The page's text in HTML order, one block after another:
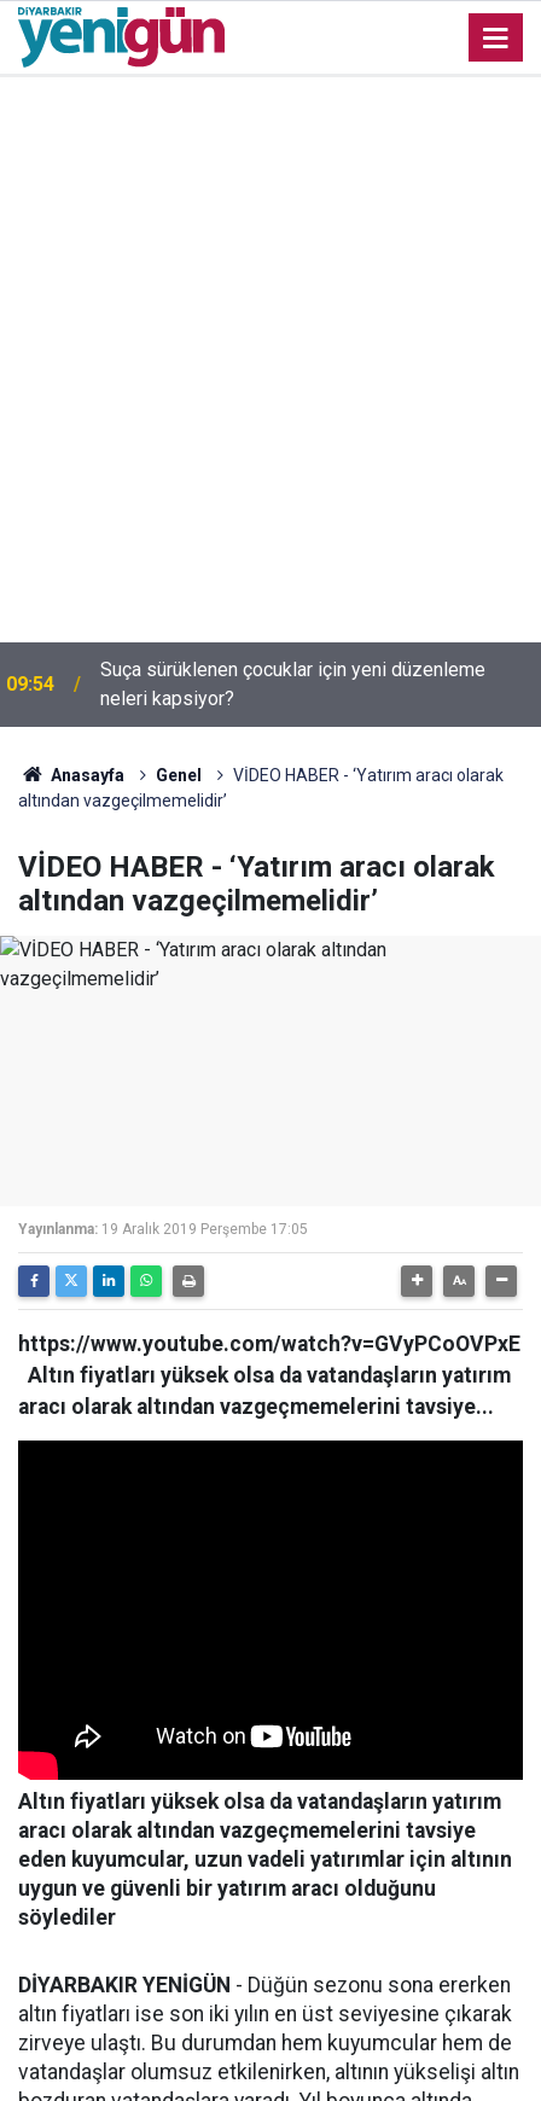
09:54
Suça sürüklenen çocuklar için yeni düzenleme
neleri kapsiyor?
Anasayfa Genel
VİDEO HABER - ‘Yatırım aracı olarak
altından vazgeçilmemelidir’
VİDEO HABER - ‘Yatırım aracı olarak
altından vazgeçilmemelidir’
Yayınlanma: 19 Aralık 2019 Perşembe 17:05
https://www.youtube.com/watch?v=GVyPCoOVPxE
Altın fiyatları yüksek olsa da vatandaşların yatırım
aracı olarak altından vazgeçmemelerini tavsiye...
Altın fiyatları yüksek olsa da vatandaşların yatırım
aracı olarak altından vazgeçmemelerini tavsiye
eden kuyumcular, uzun vadeli yatırımlar için altının
uygun ve güvenli bir yatırım aracı olduğunu
söylediler
DİYARBAKIR YENİGÜN - Düğün sezonu sona ererken
altın fiyatları ise son iki yılın en üst seviyesine çıkarak
zirveye ulaştı. Bu durumdan hem kuyumcular hem de
vatandaşlar olumsuz etkilenirken, altının yükselişi altın